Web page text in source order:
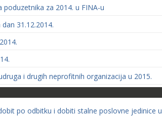
za 2014. u FINA-u
31.12.2014.
i drugih neprofitnih organizacija u 2015.
po odbitku i dobiti stalne poslovne jedinice u